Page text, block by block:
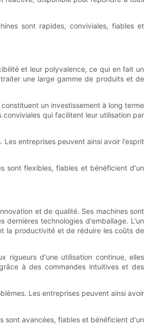
sont rapides, conviviales, fiables et
et leur polyvalence, ce qui en fait un
une large gamme de produits et de
un investissement à long terme
qui facilitent leur utilisation par
entreprises peuvent ainsi avoir l'esprit
sont flexibles, fiables et bénéficient d'un
et de qualité. Ses machines sont
dernières technologies d'emballage. L'un
la productivité et de réduire les coûts de
rigueurs d'une utilisation continue, elles
à des commandes intuitives et des
Les entreprises peuvent ainsi avoir
sont avancées, fiables et bénéficient d'un